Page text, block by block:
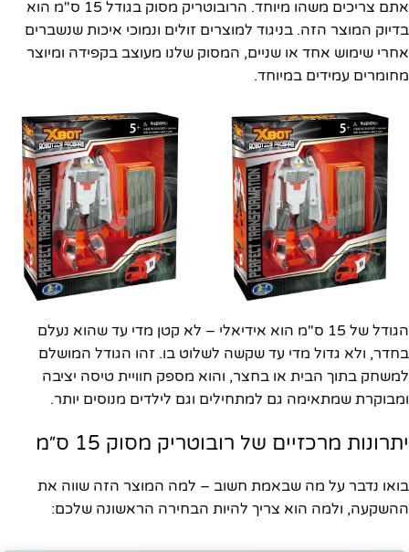
אתם צריכים משהו מיוחד. הרובוטריק מסוק בגודל 15 ס"מ הוא
בדיוק המוצר הזה. בניגוד למוצרים זולים ונמוכי איכות שנשברים
אחרי שימוש אחד או שניים, המסוק שלנו מעוצב בקפידה ומיוצר
מחומרים עמידים במיוחד.
הגודל של 15 ס"מ הוא אידיאלי – לא קטן מדי עד שהוא נעלם
בחדר, ולא גדול מדי עד שקשה לשלוט בו. זהו הגודל המושלם
למשחק בתוך הבית או בחצר, והוא מספק חוויית טיסה יציבה
ומבוקרת שמתאימה גם למתחילים וגם לילדים מנוסים יותר.
יתרונות מרכזיים של רובוטריק מסוק 15 ס״מ
בואו נדבר על מה שבאמת חשוב – למה המוצר הזה שווה את
ההשקעה, ולמה הוא צריך להיות הבחירה הראשונה שלכם: